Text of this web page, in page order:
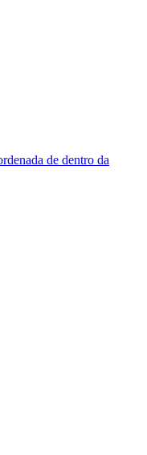
de dentro da